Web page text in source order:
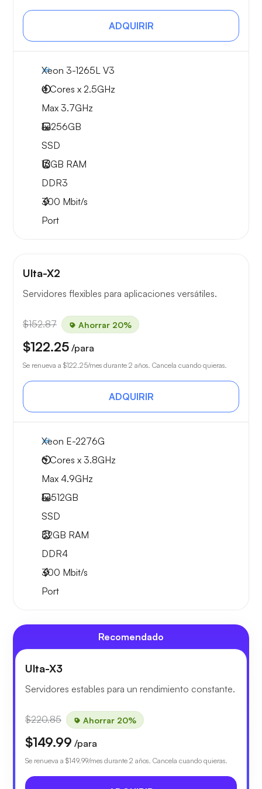
ADQUIRIR
Xeon 3-1265L V3
4 Cores x 2.5GHz
Max 3.7GHz
1x256GB
SSD
16GB RAM
DDR3
300 Mbit/s
Port
Ulta-X2
Servidores flexibles para aplicaciones versátiles.
$152.87 Ahorrar 20%
$122.25 /para
Se renueva a $122.25/mes durante 2 años. Cancela cuando quieras.
ADQUIRIR
Xeon E-2276G
6 Cores x 3.8GHz
Max 4.9GHz
1x512GB
SSD
32GB RAM
DDR4
300 Mbit/s
Port
Recomendado
Ulta-X3
Servidores estables para un rendimiento constante.
$220.85 Ahorrar 20%
$149.99 /para
Se renueva a $149.99/mes durante 2 años. Cancela cuando quieras.